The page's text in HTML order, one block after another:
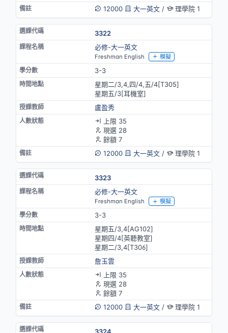
12000
大一英文/ 理學院 1
3322
必修-大一英文
Freshman English 模擬
3-3
星期二/3,4,四/4,五/4[T305]
星期五/3[耳機室]
盧盈秀
上限 35
現選 28
餘額 7
12000
大一英文/ 理學院 1
3323
必修-大一英文
Freshman English 模擬
3-3
星期五/3,4[AG102]
星期四/4[英聽教室]
星期二/3,4[T306]
詹玉雲
上限 35
現選 28
餘額 7
12000
大一英文/ 理學院 1